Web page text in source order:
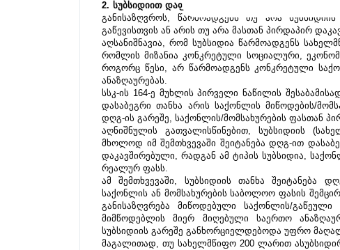
2. სუბსიდიით დაფინანსებული ოპერაციის დღგ-ით
განისაზღვროს, წარმოადგენს თუ არა სუბსიდიის
გაწევისთვის ან არის თუ არა მასთან პირდაპირ
აღსანიშნავია, რომ სუბსიდია წარმოადგენს
რომლის მიზანია კონკრეტული სოციალური,
როგორც წესი, არ წარმოადგენს კონკრეტული
ანაზღაურებას.
სსკ-ის 164-ე მუხლის პირველი ნაწილის
დასაბეგრი თანხა არის საქონლის მიწოდების/
დღგ-ის გარეშე, საქონლის/მომსახურების ფასთან
აღნიშნულის გათვალისწინებით, სუბსიდიის
მხოლოდ იმ შემთხვევაში შეიტანება დღგ-ით
დაკავშირებული, რადგან ამ ტიპის სუბსიდია,
რეალურ ფასს.
ამ შემთხვევაში, სუბსიდიის თანხა შეიტანება
საქონლის ან მომსახურების საბოლოო ფასის
განისაზღვრება მიწოდებული საქონლის/
მიმწოდებლის მიერ მიღებული საერთო
სუბსიდიის გარეშე განხორციელდებოდა უფრო
მაგალითად, თუ სახელმწიფო 200 ლარით